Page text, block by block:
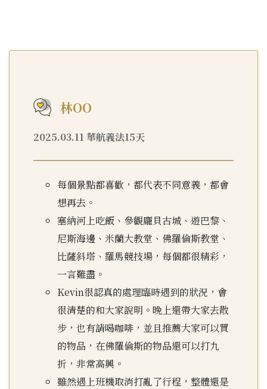
林OO
2025.03.11 華航義法15天
每個景點都喜歡，都代表不同意義，都會
想再去。
塞納河上吃飯、參觀龐貝古城、遊巴黎、
尼斯海邊、米蘭大教堂、佛羅倫斯教堂、
比薩斜塔、羅馬競技場，每個都很精彩，
一言難盡。
Kevin很認真的處理臨時遇到的狀況，會
很清楚的和大家說明。晚上還帶大家去散
步，也有請喝咖啡，並且推薦大家可以買
的物品，在佛羅倫斯的物品還可以打九
折，非常高興。
雖然遇上班機取消打亂了行程，整體還是